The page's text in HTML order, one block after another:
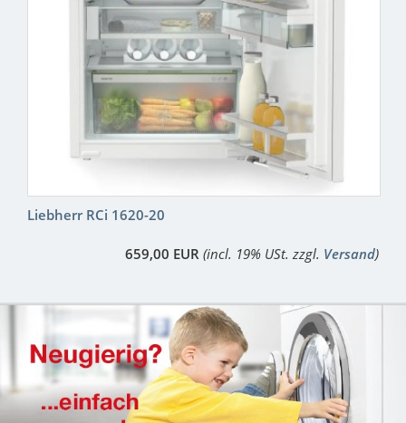
Liebherr RCi 1620-20
659,00 EUR (incl. 19% USt. zzgl. Versand)